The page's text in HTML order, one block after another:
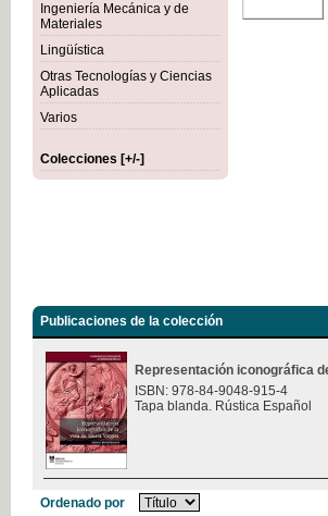
Ingeniería Mecánica y de
Materiales
Lingüística
Otras Tecnologías y Ciencias
Aplicadas
Varios
Colecciones [+/-]
Publicaciones de la colección
Representación iconográfica
ISBN: 978-84-9048-915-4
Tapa blanda. Rústica Español
Ordenado por